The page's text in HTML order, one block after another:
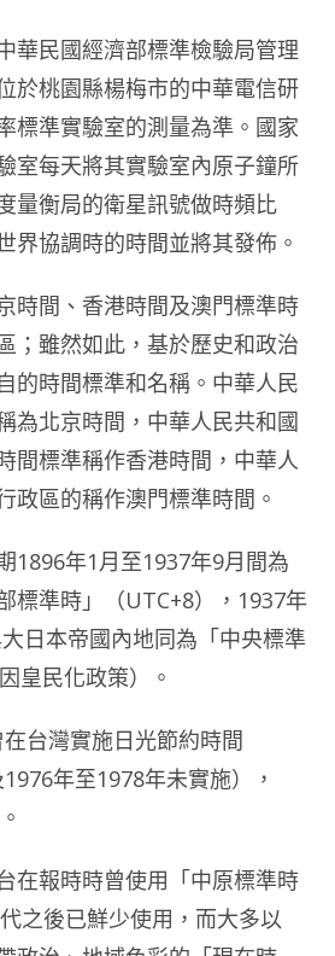
華民國經濟部標準檢驗局管理
於桃園縣楊梅市的中華電信研
標準實驗室的測量為準。國家
室每天將其實驗室內原子鐘所
量衡局的衛星訊號做時頻比
界協調時的時間並將其發佈。
時間、香港時間及澳門標準時
；雖然如此，基於歷史和政治
的時間標準和名稱。中華人民
為北京時間，中華人民共和國
間標準稱作香港時間，中華人
政區的稱作澳門標準時間。
1896年1月至1937年9月間為
標準時」（UTC+8），1937年
日本帝國內地同為「中央標準
皇民化政策）。
台灣實施日光節約時間
1976年至1978年未實施），
在報時時曾使用「中原標準時
之後已鮮少使用，而大多以